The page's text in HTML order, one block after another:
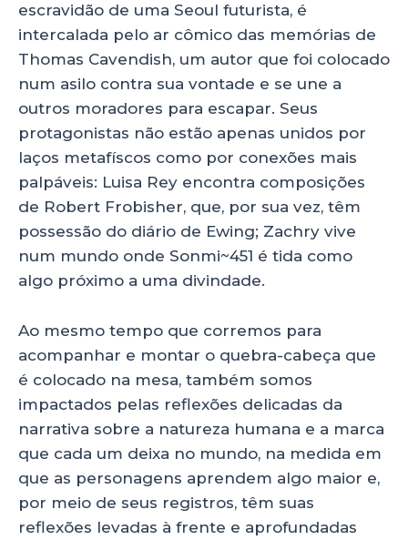
escravidão de uma Seoul futurista, é
intercalada pelo ar cômico das memórias de
Thomas Cavendish, um autor que foi colocado
num asilo contra sua vontade e se une a
outros moradores para escapar. Seus
protagonistas não estão apenas unidos por
laços metafíscos como por conexões mais
palpáveis: Luisa Rey encontra composições
de Robert Frobisher, que, por sua vez, têm
possessão do diário de Ewing; Zachry vive
num mundo onde Sonmi~451 é tida como
algo próximo a uma divindade.
Ao mesmo tempo que corremos para
acompanhar e montar o quebra-cabeça que
é colocado na mesa, também somos
impactados pelas reflexões delicadas da
narrativa sobre a natureza humana e a marca
que cada um deixa no mundo, na medida em
que as personagens aprendem algo maior e,
por meio de seus registros, têm suas
reflexões levadas à frente e aprofundadas